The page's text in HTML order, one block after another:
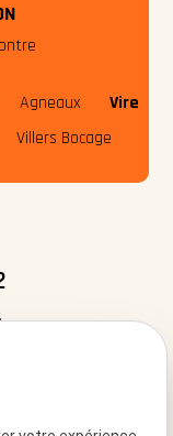
Agneaux
Vire
Villers Bocage